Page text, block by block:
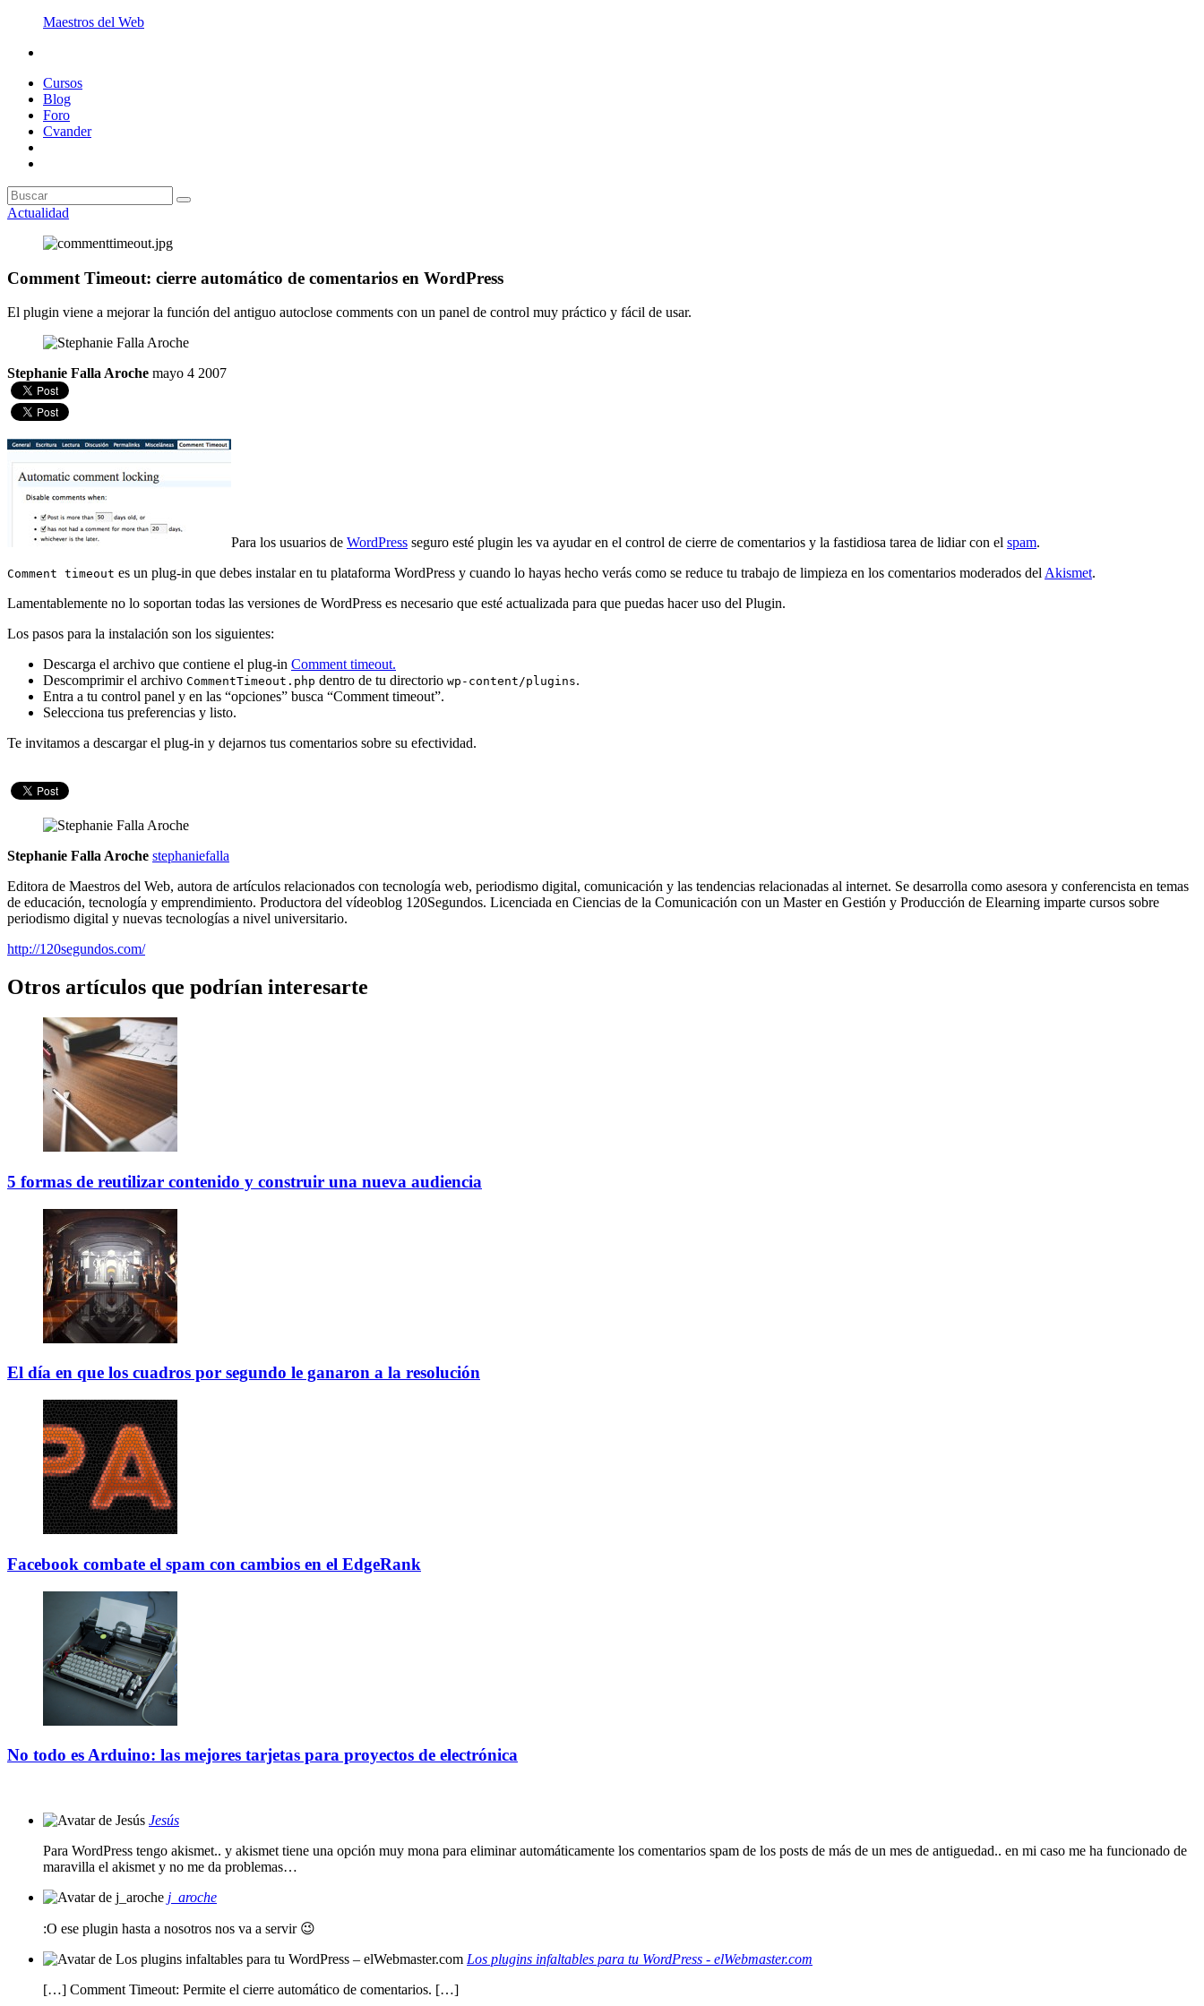
Maestros del Web
Cursos
Blog
Foro
Cvander
Actualidad
Comment Timeout: cierre automático de comentarios en WordPress
El plugin viene a mejorar la función del antiguo autoclose comments con un panel de control muy práctico y fácil de usar.
Stephanie Falla Aroche mayo 4 2007
Para los usuarios de WordPress seguro esté plugin les va ayudar en el control de cierre de comentarios y la fastidiosa tarea de lidiar con el spam.
Comment timeout es un plug-in que debes instalar en tu plataforma WordPress y cuando lo hayas hecho verás como se reduce tu trabajo de limpieza en los comentarios moderados delAkismet.
Lamentablemente no lo soportan todas las versiones de WordPress es necesario que esté actualizada para que puedas hacer uso del Plugin.
Los pasos para la instalación son los siguientes:
Descarga el archivo que contiene el plug-in Comment timeout.
Descomprimir el archivo CommentTimeout.php dentro de tu directorio wp-content/plugins.
Entra a tu control panel y en las “opciones” busca “Comment timeout”.
Selecciona tus preferencias y listo.
Te invitamos a descargar el plug-in y dejarnos tus comentarios sobre su efectividad.
Stephanie Falla Aroche stephaniefalla
Editora de Maestros del Web, autora de artículos relacionados con tecnología web, periodismo digital, comunicación y las tendencias relacionadas al internet. Se desarrolla como asesora y conferencista en temas
de educación, tecnología y emprendimiento. Productora del vídeoblog 120Segundos. Licenciada en Ciencias de la Comunicación con un Master en Gestión y Producción de Elearning imparte cursos sobre
periodismo digital y nuevas tecnologías a nivel universitario.
http://120segundos.com/
Otros artículos que podrían interesarte
5 formas de reutilizar contenido y construir una nueva audiencia
El día en que los cuadros por segundo le ganaron a la resolución
Facebook combate el spam con cambios en el EdgeRank
No todo es Arduino: las mejores tarjetas para proyectos de electrónica
Jesús
Para WordPress tengo akismet.. y akismet tiene una opción muy mona para eliminar automáticamente los comentarios spam de los posts de más de un mes de antiguedad.. en mi caso me ha funcionado de
maravilla el akismet y no me da problemas…
j_aroche
:O ese plugin hasta a nosotros nos va a servir 😉
Los plugins infaltables para tu WordPress - elWebmaster.com
[…] Comment Timeout: Permite el cierre automático de comentarios. […]